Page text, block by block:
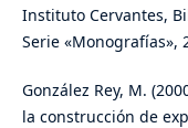
Instituto Cervantes,
Serie «Monografías»,
González Rey, M.
la construcción de